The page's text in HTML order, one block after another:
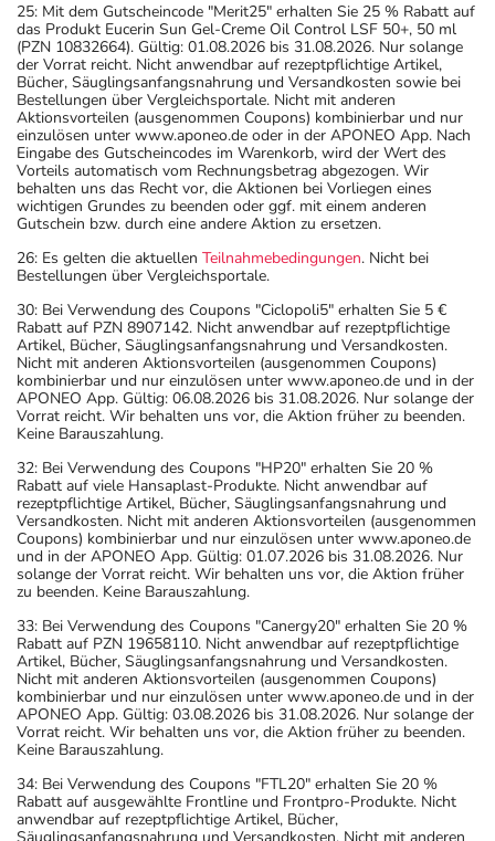
25: Mit dem Gutscheincode "Merit25" erhalten Sie 25 % Rabatt auf
das Produkt Eucerin Sun Gel-Creme Oil Control LSF 50+, 50 ml
(PZN 10832664). Gültig: 01.08.2026 bis 31.08.2026. Nur solange
der Vorrat reicht. Nicht anwendbar auf rezeptpflichtige Artikel,
Bücher, Säuglingsanfangsnahrung und Versandkosten sowie bei
Bestellungen über Vergleichsportale. Nicht mit anderen
Aktionsvorteilen (ausgenommen Coupons) kombinierbar und nur
einzulösen unter www.aponeo.de oder in der APONEO App. Nach
Eingabe des Gutscheincodes im Warenkorb, wird der Wert des
Vorteils automatisch vom Rechnungsbetrag abgezogen. Wir
behalten uns das Recht vor, die Aktionen bei Vorliegen eines
wichtigen Grundes zu beenden oder ggf. mit einem anderen
Gutschein bzw. durch eine andere Aktion zu ersetzen.
26: Es gelten die aktuellen Teilnahmebedingungen. Nicht bei
Bestellungen über Vergleichsportale.
30: Bei Verwendung des Coupons "Ciclopoli5" erhalten Sie 5 €
Rabatt auf PZN 8907142. Nicht anwendbar auf rezeptpflichtige
Artikel, Bücher, Säuglingsanfangsnahrung und Versandkosten.
Nicht mit anderen Aktionsvorteilen (ausgenommen Coupons)
kombinierbar und nur einzulösen unter www.aponeo.de und in der
APONEO App. Gültig: 06.08.2026 bis 31.08.2026. Nur solange der
Vorrat reicht. Wir behalten uns vor, die Aktion früher zu beenden.
Keine Barauszahlung.
32: Bei Verwendung des Coupons "HP20" erhalten Sie 20 %
Rabatt auf viele Hansaplast-Produkte. Nicht anwendbar auf
rezeptpflichtige Artikel, Bücher, Säuglingsanfangsnahrung und
Versandkosten. Nicht mit anderen Aktionsvorteilen (ausgenommen
Coupons) kombinierbar und nur einzulösen unter www.aponeo.de
und in der APONEO App. Gültig: 01.07.2026 bis 31.08.2026. Nur
solange der Vorrat reicht. Wir behalten uns vor, die Aktion früher
zu beenden. Keine Barauszahlung.
33: Bei Verwendung des Coupons "Canergy20" erhalten Sie 20 %
Rabatt auf PZN 19658110. Nicht anwendbar auf rezeptpflichtige
Artikel, Bücher, Säuglingsanfangsnahrung und Versandkosten.
Nicht mit anderen Aktionsvorteilen (ausgenommen Coupons)
kombinierbar und nur einzulösen unter www.aponeo.de und in der
APONEO App. Gültig: 03.08.2026 bis 31.08.2026. Nur solange der
Vorrat reicht. Wir behalten uns vor, die Aktion früher zu beenden.
Keine Barauszahlung.
34: Bei Verwendung des Coupons "FTL20" erhalten Sie 20 %
Rabatt auf ausgewählte Frontline und Frontpro-Produkte. Nicht
anwendbar auf rezeptpflichtige Artikel, Bücher,